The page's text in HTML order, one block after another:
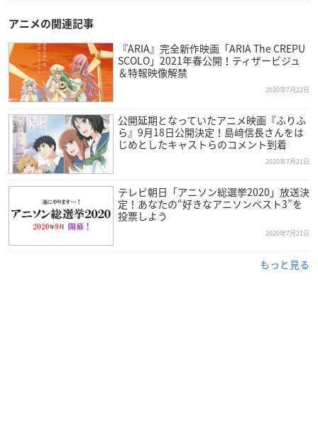
アニメの関連記事
『ARIA』完全新作映画「ARIA The CREPU
SCOLO」2021年春公開！ティザービジュ
＆特報映像解禁
2020年7月22日
公開延期となっていたアニメ映画『ふりふ
ら』9月18日公開決定！島﨑信長さんをは
じめとしたキャストらのコメント到着
2020年7月21日
テレビ朝日「アニソン総選挙2020」放送決
定！あなたの“好きなアニソンベスト3”を
投票しよう
2020年7月21日
もっと見る